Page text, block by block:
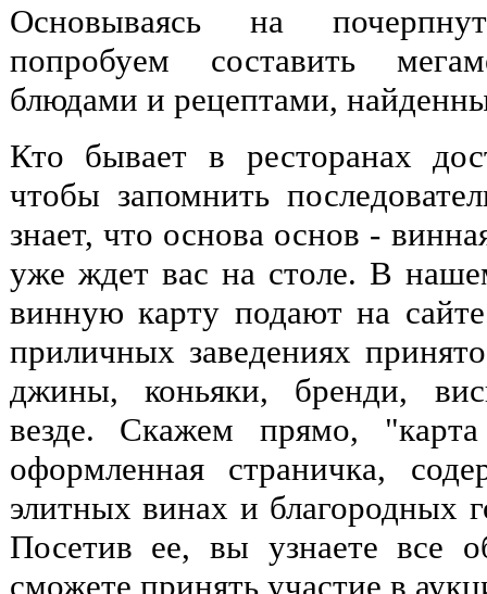
Основываясь на
попробуем составить
блюдами и рецептами,
Кто бывает в ресторанах
чтобы запомнить
знает, что основа основ -
уже ждет вас на столе. В
винную карту подают на
приличных заведениях
джины, коньяки, бренди,
везде. Скажем прямо,
оформленная страничка,
элитных винах и благородных
Посетив ее, вы узнаете все
сможете принять участие в